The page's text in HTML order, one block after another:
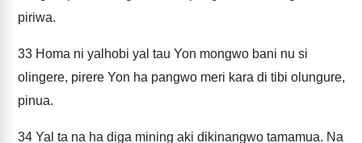
piriwa.
33 Homa ni yalhobi yal tau Yon mongwo bani nu si
olingere, pirere Yon ha pangwo meri kara di tibi olungure,
pinua.
34 Yal ta na ha diga mining aki dikinangwo tamamua. Na